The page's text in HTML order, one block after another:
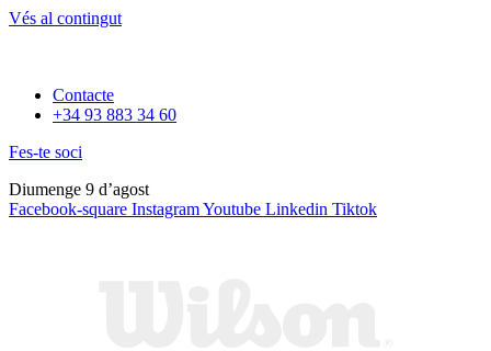
Vés al contingut
Contacte
+34 93 883 34 60
Fes-te soci
Diumenge 9 d’agost
Facebook-square InstagramYoutube Linkedin Tiktok